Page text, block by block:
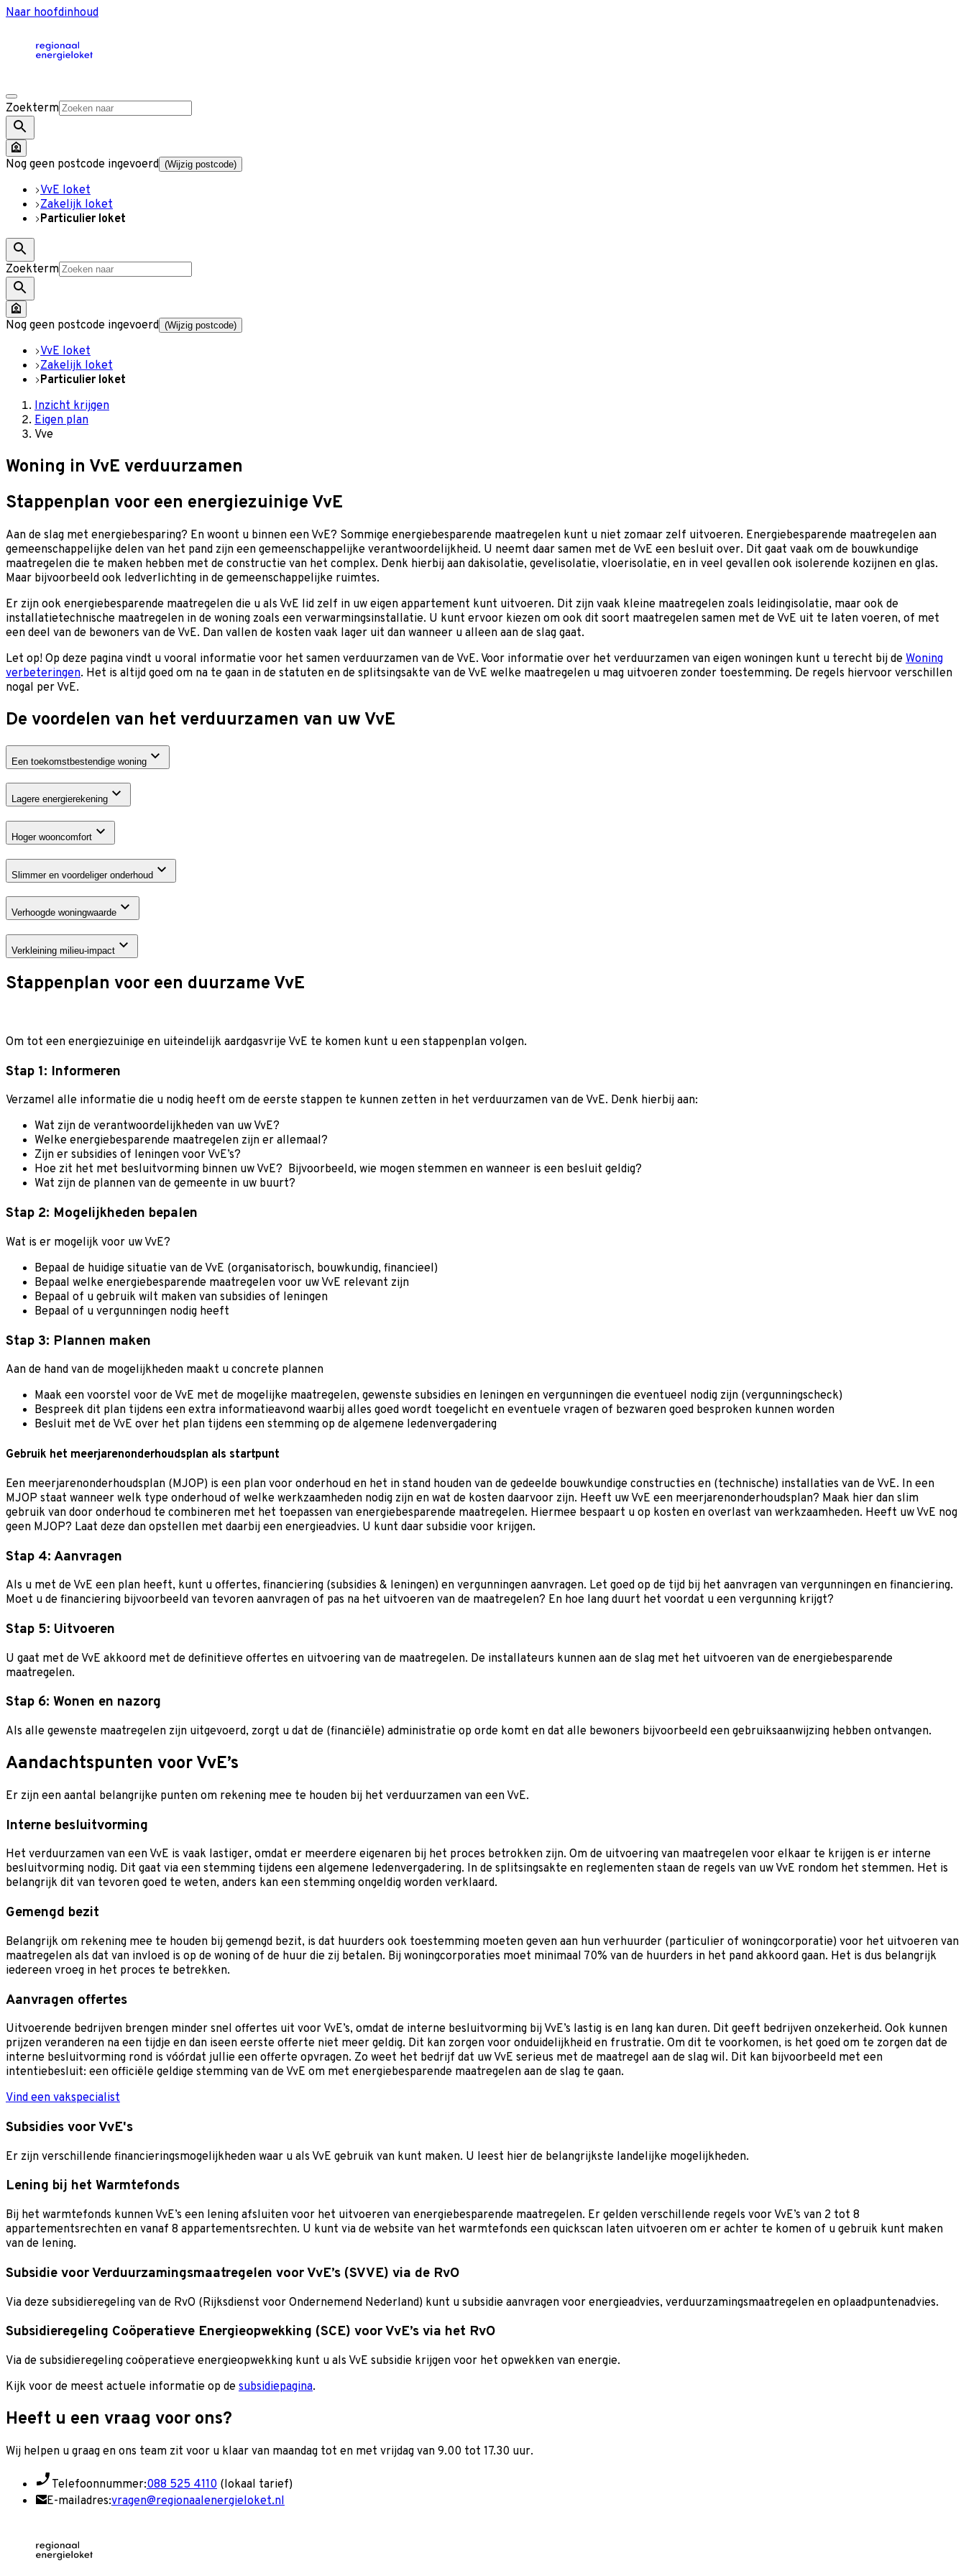
Naar hoofdinhoud
Zoekterm
Nog geen postcode ingevoerd (Wijzig postcode)
VvE loket
Zakelijk loket
Particulier loket
Zoekterm
Nog geen postcode ingevoerd (Wijzig postcode)
VvE loket
Zakelijk loket
Particulier loket
Inzicht krijgen
Eigen plan
Vve
Woning in VvE verduurzamen
Stappenplan voor een energiezuinige VvE
Aan de slag met energiebesparing? En woont u binnen een VvE? Sommige energiebesparende maatregelen kunt u niet zomaar zelf uitvoeren. Energiebesparende maatregelen aan
gemeenschappelijke delen van het pand zijn een gemeenschappelijke verantwoordelijkheid. U neemt daar samen met de VvE een besluit over. Dit gaat vaak om de bouwkundige
maatregelen die te maken hebben met de constructie van het complex. Denk hierbij aan dakisolatie, gevelisolatie, vloerisolatie, en in veel gevallen ook isolerende kozijnen en glas.
Maar bijvoorbeeld ook ledverlichting in de gemeenschappelijke ruimtes.
Er zijn ook energiebesparende maatregelen die u als VvE lid zelf in uw eigen appartement kunt uitvoeren. Dit zijn vaak kleine maatregelen zoals leidingisolatie, maar ook de
installatietechnische maatregelen in de woning zoals een verwarmingsinstallatie. U kunt ervoor kiezen om ook dit soort maatregelen samen met de VvE uit te laten voeren, of met
een deel van de bewoners van de VvE. Dan vallen de kosten vaak lager uit dan wanneer u alleen aan de slag gaat.
Let op! Op deze pagina vindt u vooral informatie voor het samen verduurzamen van de VvE. Voor informatie over het verduurzamen van eigen woningen kunt u terecht bij de Woning
verbeteringen. Het is altijd goed om na te gaan in de statuten en de splitsingsakte van de VvE welke maatregelen u mag uitvoeren zonder toestemming. De regels hiervoor verschillen
nogal per VvE.
De voordelen van het verduurzamen van uw VvE
Een toekomstbestendige woning
Lagere energierekening
Hoger wooncomfort
Slimmer en voordeliger onderhoud
Verhoogde woningwaarde
Verkleining milieu-impact
Stappenplan voor een duurzame VvE
Om tot een energiezuinige en uiteindelijk aardgasvrije VvE te komen kunt u een stappenplan volgen.
Stap 1: Informeren
Verzamel alle informatie die u nodig heeft om de eerste stappen te kunnen zetten in het verduurzamen van de VvE. Denk hierbij aan:
Wat zijn de verantwoordelijkheden van uw VvE?
Welke energiebesparende maatregelen zijn er allemaal?
Zijn er subsidies of leningen voor VvE’s?
Hoe zit het met besluitvorming binnen uw VvE? Bijvoorbeeld, wie mogen stemmen en wanneer is een besluit geldig?
Wat zijn de plannen van de gemeente in uw buurt?
Stap 2: Mogelijkheden bepalen
Wat is er mogelijk voor uw VvE?
Bepaal de huidige situatie van de VvE (organisatorisch, bouwkundig, financieel)
Bepaal welke energiebesparende maatregelen voor uw VvE relevant zijn
Bepaal of u gebruik wilt maken van subsidies of leningen
Bepaal of u vergunningen nodig heeft
Stap 3: Plannen maken
Aan de hand van de mogelijkheden maakt u concrete plannen
Maak een voorstel voor de VvE met de mogelijke maatregelen, gewenste subsidies en leningen en vergunningen die eventueel nodig zijn (vergunningscheck)
Bespreek dit plan tijdens een extra informatieavond waarbij alles goed wordt toegelicht en eventuele vragen of bezwaren goed besproken kunnen worden
Besluit met de VvE over het plan tijdens een stemming op de algemene ledenvergadering
Gebruik het meerjarenonderhoudsplan als startpunt
Een meerjarenonderhoudsplan (MJOP) is een plan voor onderhoud en het in stand houden van de gedeelde bouwkundige constructies en (technische) installaties van de VvE. In een
MJOP staat wanneer welk type onderhoud of welke werkzaamheden nodig zijn en wat de kosten daarvoor zijn. Heeft uw VvE een meerjarenonderhoudsplan? Maak hier dan slim
gebruik van door onderhoud te combineren met het toepassen van energiebesparende maatregelen. Hiermee bespaart u op kosten en overlast van werkzaamheden. Heeft uw VvE nog
geen MJOP? Laat deze dan opstellen met daarbij een energieadvies. U kunt daar subsidie voor krijgen.
Stap 4: Aanvragen
Als u met de VvE een plan heeft, kunt u offertes, financiering (subsidies & leningen) en vergunningen aanvragen. Let goed op de tijd bij het aanvragen van vergunningen en financiering.
Moet u de financiering bijvoorbeeld van tevoren aanvragen of pas na het uitvoeren van de maatregelen? En hoe lang duurt het voordat u een vergunning krijgt?
Stap 5: Uitvoeren
U gaat met de VvE akkoord met de definitieve offertes en uitvoering van de maatregelen. De installateurs kunnen aan de slag met het uitvoeren van de energiebesparende
maatregelen.
Stap 6: Wonen en nazorg
Als alle gewenste maatregelen zijn uitgevoerd, zorgt u dat de (financiële) administratie op orde komt en dat alle bewoners bijvoorbeeld een gebruiksaanwijzing hebben ontvangen.
Aandachtspunten voor VvE’s
Er zijn een aantal belangrijke punten om rekening mee te houden bij het verduurzamen van een VvE.
Interne besluitvorming
Het verduurzamen van een VvE is vaak lastiger, omdat er meerdere eigenaren bij het proces betrokken zijn. Om de uitvoering van maatregelen voor elkaar te krijgen is er interne
besluitvorming nodig. Dit gaat via een stemming tijdens een algemene ledenvergadering. In de splitsingsakte en reglementen staan de regels van uw VvE rondom het stemmen. Het is
belangrijk dit van tevoren goed te weten, anders kan een stemming ongeldig worden verklaard.
Gemengd bezit
Belangrijk om rekening mee te houden bij gemengd bezit, is dat huurders ook toestemming moeten geven aan hun verhuurder (particulier of woningcorporatie) voor het uitvoeren van
maatregelen als dat van invloed is op de woning of de huur die zij betalen. Bij woningcorporaties moet minimaal 70% van de huurders in het pand akkoord gaan. Het is dus belangrijk
iedereen vroeg in het proces te betrekken.
Aanvragen offertes
Uitvoerende bedrijven brengen minder snel offertes uit voor VvE’s, omdat de interne besluitvorming bij VvE’s lastig is en lang kan duren. Dit geeft bedrijven onzekerheid. Ook kunnen
prijzen veranderen na een tijdje en dan iseen eerste offerte niet meer geldig. Dit kan zorgen voor onduidelijkheid en frustratie. Om dit te voorkomen, is het goed om te zorgen dat de
interne besluitvorming rond is vóórdat jullie een offerte opvragen. Zo weet het bedrijf dat uw VvE serieus met de maatregel aan de slag wil. Dit kan bijvoorbeeld met een
intentiebesluit: een officiële geldige stemming van de VvE om met energiebesparende maatregelen aan de slag te gaan.
Vind een vakspecialist
Subsidies voor VvE's
Er zijn verschillende financieringsmogelijkheden waar u als VvE gebruik van kunt maken. U leest hier de belangrijkste landelijke mogelijkheden.
Lening bij het Warmtefonds
Bij het warmtefonds kunnen VvE’s een lening afsluiten voor het uitvoeren van energiebesparende maatregelen. Er gelden verschillende regels voor VvE’s van 2 tot 8
appartementsrechten en vanaf 8 appartementsrechten. U kunt via de website van het warmtefonds een quickscan laten uitvoeren om er achter te komen of u gebruik kunt maken
van de lening.
Subsidie voor Verduurzamingsmaatregelen voor VvE’s (SVVE) via de RvO
Via deze subsidieregeling van de RvO (Rijksdienst voor Ondernemend Nederland) kunt u subsidie aanvragen voor energieadvies, verduurzamingsmaatregelen en oplaadpuntenadvies.
Subsidieregeling Coöperatieve Energieopwekking (SCE) voor VvE’s via het RvO
Via de subsidieregeling coöperatieve energieopwekking kunt u als VvE subsidie krijgen voor het opwekken van energie.
Kijk voor de meest actuele informatie op de subsidiepagina.
Heeft u een vraag voor ons?
Wij helpen u graag en ons team zit voor u klaar van maandag tot en met vrijdag van 9.00 tot 17.30 uur.
Telefoonnummer:088 525 4110 (lokaal tarief)
E-mailadres:vragen@regionaalenergieloket.nl